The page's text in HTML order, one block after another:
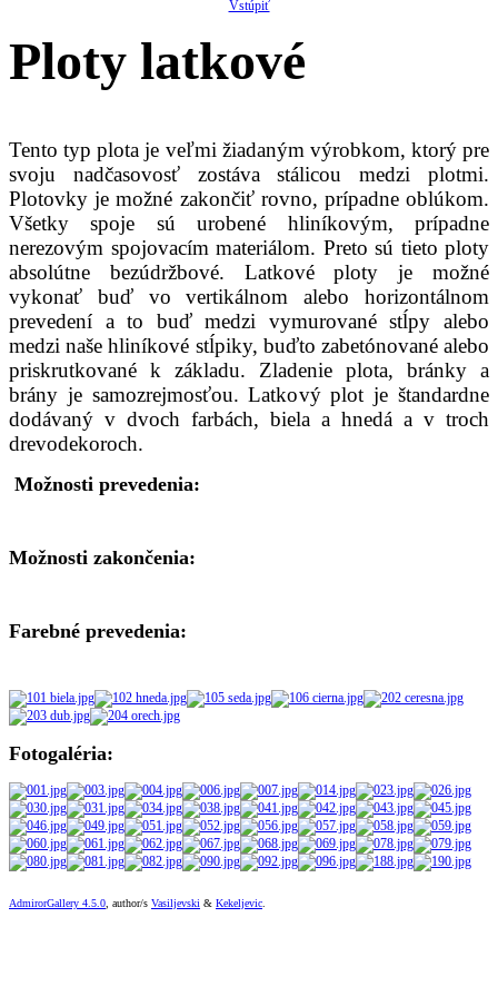
Vstúpiť
Ploty latkové
Tento typ plota je veľmi žiadaným výrobkom, ktorý pre
svoju nadčasovosť zostáva stálicou medzi plotmi.
Plotovky je možné zakončiť rovno, prípadne oblúkom.
Všetky spoje sú urobené hliníkovým, prípadne
nerezovým spojovacím materiálom. Preto sú tieto ploty
absolútne bezúdržbové. Latkové ploty je možné
vykonať buď vo vertikálnom alebo horizontálnom
prevedení a to buď medzi vymurované stĺpy alebo
medzi naše hliníkové stĺpiky, buďto zabetónované alebo
priskrutkované k základu. Zladenie plota, bránky a
brány je samozrejmosťou. Latkový plot je štandardne
dodávaný v dvoch farbách, biela a hnedá a v troch
drevodekoroch.
Možnosti prevedenia:
Možnosti zakončenia:
Farebné prevedenia:
Fotogaléria:
AdmirorGallery 4.5.0 , author/s Vasiljevski & Kekeljevic